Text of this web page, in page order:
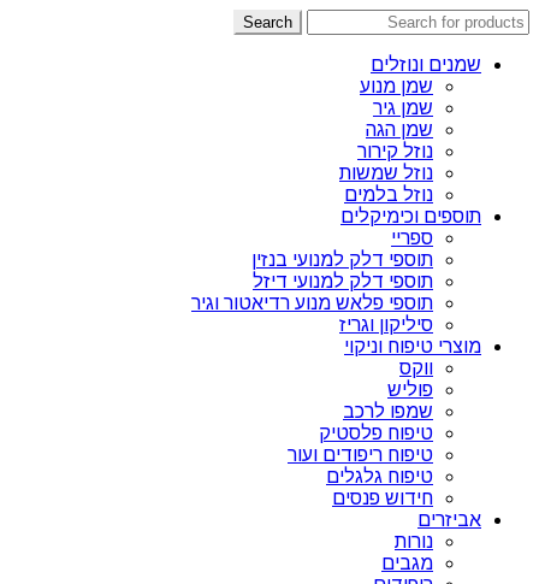
Search
שמנים ונוזלים
שמן מנוע
שמן גיר
שמן הגה
נוזל קירור
נוזל שמשות
נוזל בלמים
תוספים וכימיקלים
ספריי
תוספי דלק למנועי בנזין
תוספי דלק למנועי דיזל
תוספי פלאש מנוע רדיאטור וגיר
סיליקון וגריז
מוצרי טיפוח וניקוי
ווקס
פוליש
שמפו לרכב
טיפוח פלסטיק
טיפוח ריפודים ועור
טיפוח גלגלים
חידוש פנסים
אביזרים
נורות
מגבים